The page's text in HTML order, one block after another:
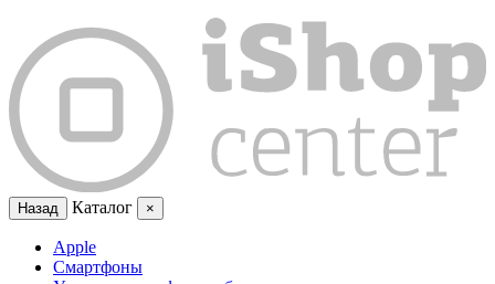
Назад Каталог ×
Apple
Смартфоны